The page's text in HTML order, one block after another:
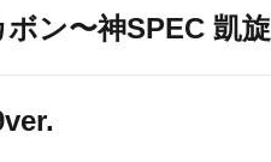
ン〜神SPEC 凱